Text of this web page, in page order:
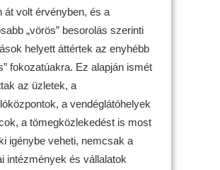
át volt érvényben, és a
„vörös” besorolás szerinti
helyett áttértek az enyhébb
fokozatúakra. Ez alapján ismét
az üzletek, a
a vendéglátóhelyek
a tömegközlekedést is most
igénybe veheti, nemcsak a
intézmények és vállalatok